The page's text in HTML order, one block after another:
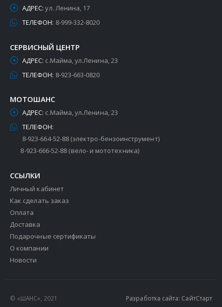
АДРЕС: ул. Ленина, 17
ТЕЛЕФОН: 8-999-332-8020
СЕРВИСНЫЙ ЦЕНТР
АДРЕС: с.Майма, ул.Ленина, 23
ТЕЛЕФОН: 8-923-663-0820
МОТОШАНС
АДРЕС: с.Майма, ул.Ленина, 23
ТЕЛЕФОН:
8-923-664-52-88 (электро-бензоинструмент)
8-923-666-52-88 (вело- и мототехника)
ССЫЛКИ
Личный кабинет
Как сделать заказ
Оплата
Доставка
Подарочные сертификаты
О компании
Новости
© «ШАНС», 2021 Разработка сайта: СайтСтарт